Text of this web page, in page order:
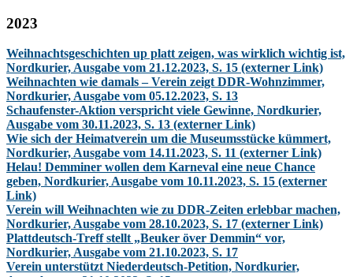
2023
Weihnachtsgeschichten up platt zeigen, was wirklich wichtig ist,
Nordkurier, Ausgabe vom 21.12.2023, S. 15 (externer Link)
Weihnachten wie damals – Verein zeigt DDR-Wohnzimmer,
Nordkurier, Ausgabe vom 05.12.2023, S. 13
Schaufenster-Aktion verspricht viele Gewinne, Nordkurier,
Ausgabe vom 30.11.2023, S. 13 (externer Link)
Wie sich der Heimatverein um die Museumsstücke kümmert,
Nordkurier, Ausgabe vom 14.11.2023, S. 11 (externer Link)
Helau! Demminer wollen dem Karneval eine neue Chance
geben, Nordkurier, Ausgabe vom 10.11.2023, S. 15 (externer
Link)
Verein will Weihnachten wie zu DDR-Zeiten erlebbar machen,
Nordkurier, Ausgabe vom 28.10.2023, S. 17 (externer Link)
Plattdeutsch-Treff stellt „Beuker över Demmin“ vor,
Nordkurier, Ausgabe vom 21.10.2023, S. 17
Verein unterstützt Niederdeutsch-Petition, Nordkurier,